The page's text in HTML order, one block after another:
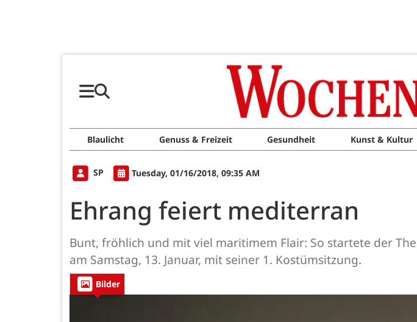
Blaulicht Genuss & Freizeit Gesundheit Kunst & Kultur
SP Tuesday, 01/16/2018, 09:35 AM
Ehrang feiert mediterran
Bunt, fröhlich und mit viel maritimem Flair: So startete der
am Samstag, 13. Januar, mit seiner 1. Kostümsitzung.
Bilder